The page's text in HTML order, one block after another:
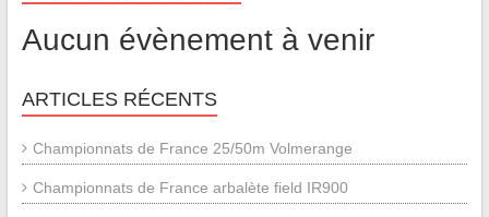
Aucun évènement à venir
ARTICLES RÉCENTS
Championnats de France 25/50m Volmerange
Championnats de France arbalète field IR900